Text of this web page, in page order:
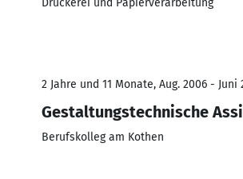
2 Jahre und 11 Monate, Aug. 2006 - Juni
Gestaltungstechnische
Berufskolleg am Kothen